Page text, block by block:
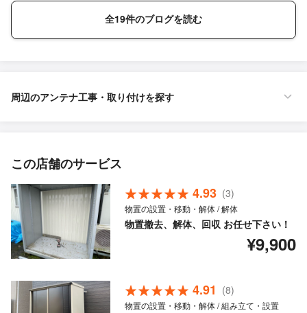
全19件のブログを読む
周辺のアンテナ工事・取り付けを探す
この店舗のサービス
4.93 (3)
物置の設置・移動・解体 / 解体
物置撤去、解体、回収 お任せ下さい！
¥9,900
4.91 (8)
物置の設置・移動・解体 / 組み立て・設置